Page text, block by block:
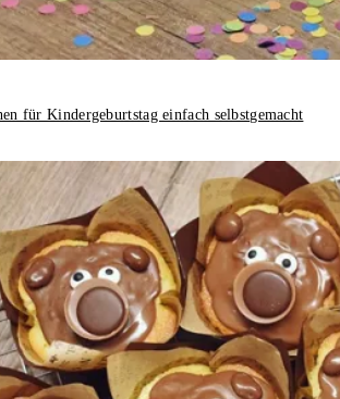
für Kindergeburtstag einfach selbstgemacht